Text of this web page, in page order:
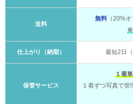
送料
無料（20%オ
※
仕上がり（納期） 最短2日
保管サービス
１着
１着ずつ写真で管